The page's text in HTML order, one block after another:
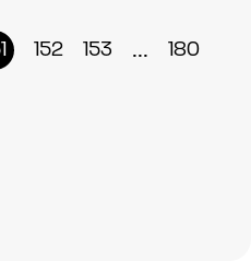
152 153 ... 180